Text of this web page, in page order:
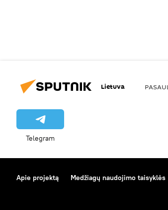
Lietuva
Telegram
Apie projektą Medžiagų naudojimo taisyklės